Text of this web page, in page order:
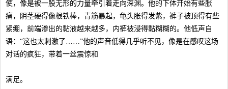
使，像是被一股无形的力量牵引着走向深渊。他的下体开始有些胀
痛，阴茎硬得像根铁棒，青筋暴起，龟头胀得发紫，裤子被顶得有些
紧绷，前端渗出的黏液越来越多，内裤被浸得黏糊糊的。他低声自
语：“这也太刺激了……”他的声音低得几乎听不见，像是在感叹这场
对话的疯狂，带着一丝震惊和
满足。